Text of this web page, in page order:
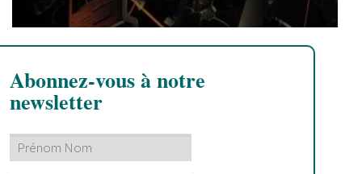
Abonnez-vous à notre
newsletter